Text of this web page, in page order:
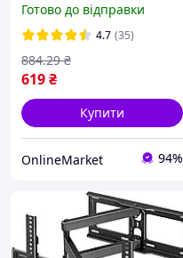
Поворотний кронштейн
для тв / Кріплення для
телевізора
Готово до відправки
4.7 (35)
619₴
884.29 ₴
Купити
OnlineMarket 94%